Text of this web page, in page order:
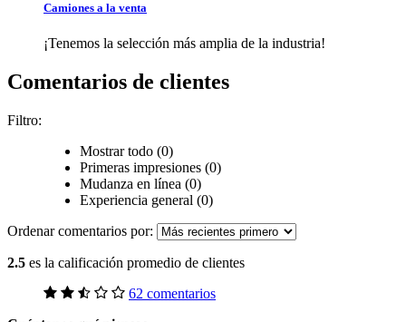
Camiones a la venta
¡Tenemos la selección más amplia de la industria!
Comentarios de clientes
Filtro:
Mostrar todo (0)
Primeras impresiones (0)
Mudanza en línea (0)
Experiencia general (0)
Ordenar comentarios por:
2.5 es la calificación promedio de clientes
62 comentarios